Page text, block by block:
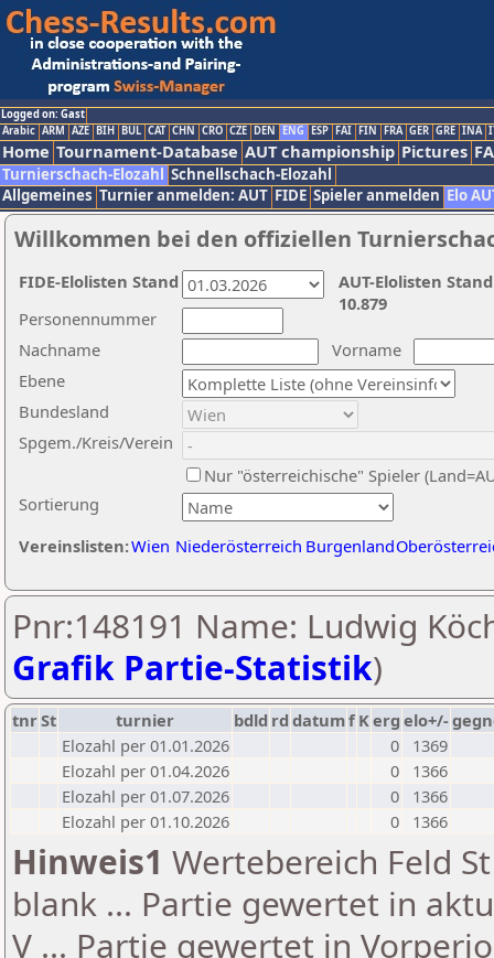
Logged on: Gast
Arabic ARM AZE BIH BUL CAT CHN CRO CZE DEN ENG ESP FAI FIN FRA GER GRE INA
Home Tournament-Database AUT championship Pictures
Turnierschach-Elozahl Schnellschach-Elozahl
Allgemeines Turnier anmelden: AUT FIDE Spieler anmelden Elo
Willkommen bei den offiziellen
Nachname
Vorname
Ebene
Sortierung
Personennummer
Bundesland
Spgem./Kreis/Verein
Nur "österreichische" Spieler
Vereinslisten:Wien Niederösterreich Burgenland
AUT-Elolisten
10.879
FIDE-Elolisten Stand
Pnr:148191 Name: Ludwig
Grafik Partie-Statistik)
tnrSt turnier bdld rd datumf Kerg elo+/-
Elozahl per 01.01.2026
0
1369
Elozahl per 01.04.2026
0
1366
Elozahl per 01.07.2026
0
1366
Elozahl per 01.10.2026
0 1366
Hinweis1 Wertebereich Feld
blank ... Partie gewertet in
V ... Partie gewertet in